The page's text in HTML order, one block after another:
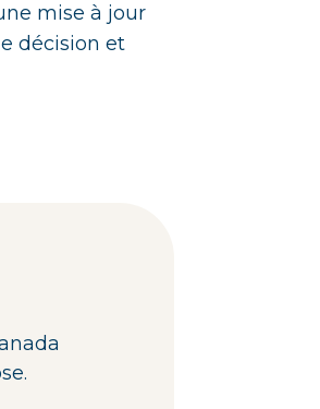
mise à jour
décision et